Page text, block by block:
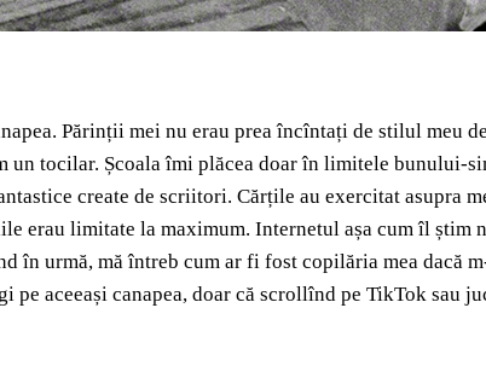
Părinții mei nu erau prea încîntați de stilul meu
tocilar. Școala îmi plăcea doar în limitele bunului-
create de scriitori. Cărțile au exercitat asupra
erau limitate la maximum. Internetul așa cum îl știm
în urmă, mă întreb cum ar fi fost copilăria mea dacă
pe aceeași canapea, doar că scrollînd pe TikTok sau